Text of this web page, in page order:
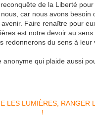
de la Liberté
car nous avons besoin
Faire renaître pour
est notre devoir au
redonnerons du sens à leur
anonyme qui plaide aussi